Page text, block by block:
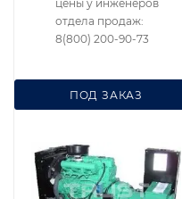
ПОД ЗАКАЗ
цены у инженеров
отдела продаж:
8(800) 200-90-73